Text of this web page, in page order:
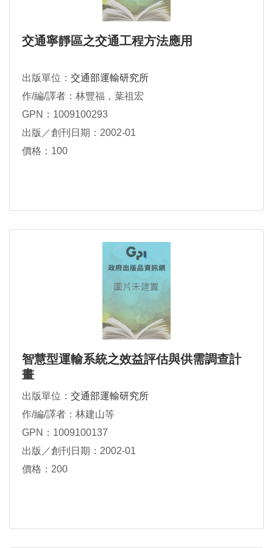
交通寧靜區之交通工程方法應用
出版單位： 交通部運輸研究所
作/編/譯者：林豐福，葉祖宏
GPN：1009100293
出版／創刊日期：2002-01
價格：100
智慧型運輸系統之效益評估與供需調查計
畫
出版單位： 交通部運輸研究所
作/編/譯者：林建山等
GPN：1009100137
出版／創刊日期：2002-01
價格：200